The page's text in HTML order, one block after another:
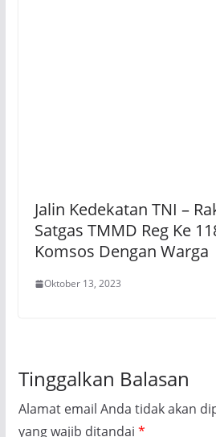
Jalin Kedekatan TNI –
Satgas TMMD Reg Ke
Komsos Dengan Warga
Oktober 13, 2023
Tinggalkan Balasan
Alamat email Anda tidak akan
yang wajib ditandai *